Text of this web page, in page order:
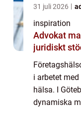
31 juli 2026
inspiration
Advokat malmö så
juridiskt
i arbetet
hälsa. I
dynamiska